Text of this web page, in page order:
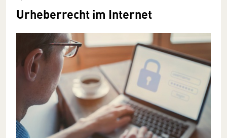
Urheberrecht im Internet